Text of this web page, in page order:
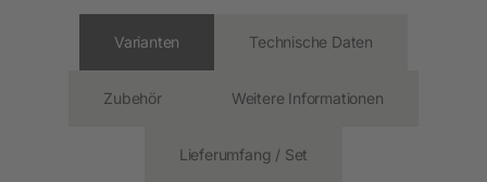
Varianten Technische Daten
Zubehör Weitere Informationen
Lieferumfang / Set